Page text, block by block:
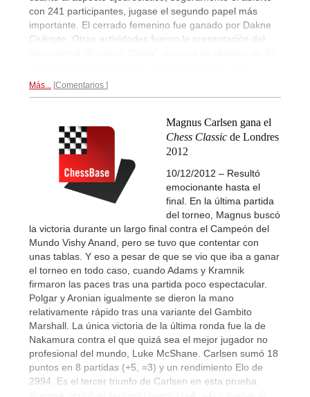
con 241 participantes, jugase el segundo papel más
importante. El cerrado femenino fue ganado por Dakne
Ciuksyte. Otras actividades fueron la presentación del
Más... Comentarios
Magnus Carlsen gana el
Chess Classic de Londres
2012
10/12/2012 – Resultó
emocionante hasta el
final. En la última partida
del torneo, Magnus buscó
la victoria durante un largo final contra el Campeón del
Mundo Vishy Anand, pero se tuvo que contentar con
unas tablas. Y eso a pesar de que se vio que iba a ganar
el torneo en todo caso, cuando Adams y Kramnik
firmaron las paces tras una partida poco espectacular.
Polgar y Aronian igualmente se dieron la mano
relativamente rápido tras una variante del Gambito
Marshall. La única victoria de la última ronda fue la de
Nakamura contra el que quizá sea el mejor jugador no
profesional del mundo, Luke McShane. Carlsen sumó 18
puntos en 8 partidas (+5, =3) y un rendimiento Elo de
2994. Es el tercer triunfo de Carlsen en esta prueba.